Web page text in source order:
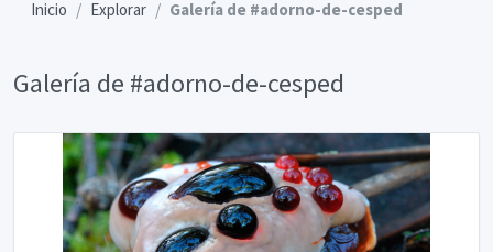
Inicio Explorar Galería de #adorno-de-cesped
Galería de #adorno-de-cesped